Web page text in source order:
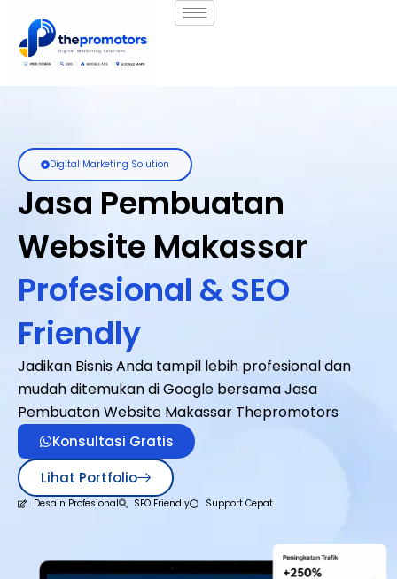
Digital Marketing Solution
Jasa Pembuatan
Website Makassar
Profesional & SEO
Friendly
Jadikan Bisnis Anda tampil lebih profesional dan
mudah ditemukan di Google bersama Jasa
Pembuatan Website Makassar Thepromotors
Konsultasi Gratis
Lihat Portfolio
Desain Profesional SEO Friendly Support Cepat